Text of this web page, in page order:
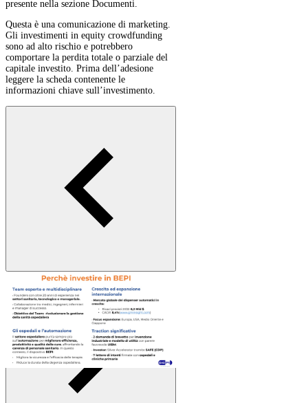
presente nella sezione Documenti.
Questa è una comunicazione di marketing.
Gli investimenti in equity crowdfunding
sono ad alto rischio e potrebbero
comportare la perdita totale o parziale del
capitale investito. Prima dell’adesione
leggere la scheda contenente le
informazioni chiave sull’investimento.